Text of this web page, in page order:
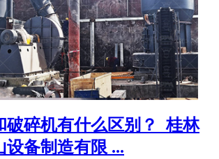
破碎机有什么区别？_桂林
设备制造有限 ...